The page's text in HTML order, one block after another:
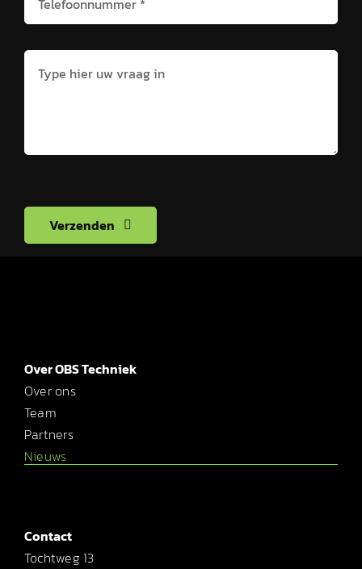
Verzenden
Over OBS Techniek
Over ons
Team
Partners
Nieuws
Contact
Tochtweg 13